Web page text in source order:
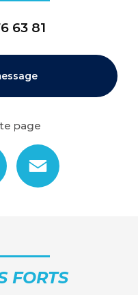
63 81
page
FORTS